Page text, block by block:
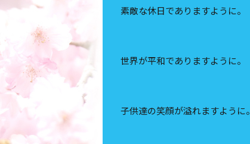
素敵な休日でありますように。
世界が平和でありますように。
子供達の笑顔が溢れますように。